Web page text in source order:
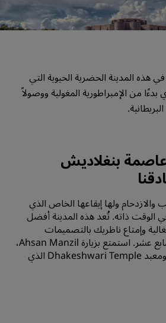
هذه المدينة الحضرية الحيوية التي
من الإمبراطورية المغولية ووصولاً
بنغلاديش
ولها إيقاعها الخاص الذي
الوقت ذاته. تُعد هذه المدينة أفضل
وإمتاع ناظريك بالتصميمات
المعمارية من القرن السابع عشر. استمتع بزيارة Ahsan Manzil،
القصر الوردي المذهل، ومعبد Dhakeshwari Temple الذي